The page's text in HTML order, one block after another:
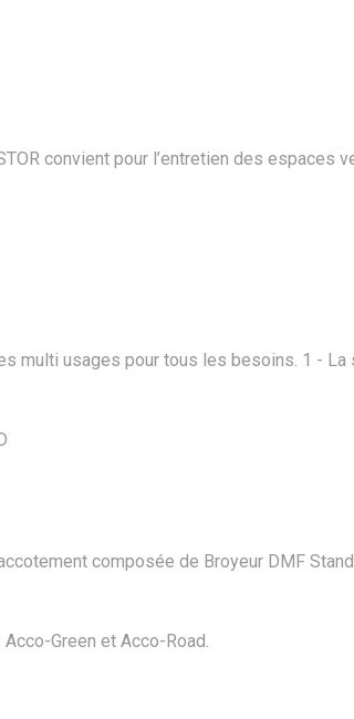
convient pour l’entretien des espaces
multi usages pour tous les besoins. 1 - La
composée de Broyeur DMF
Green et Acco-Road.